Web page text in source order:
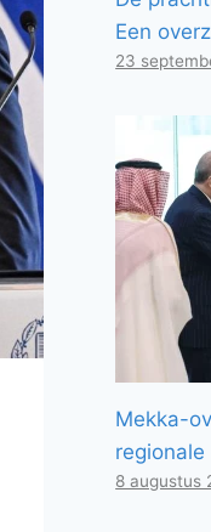
Een
23
Mekka-
8 augustus